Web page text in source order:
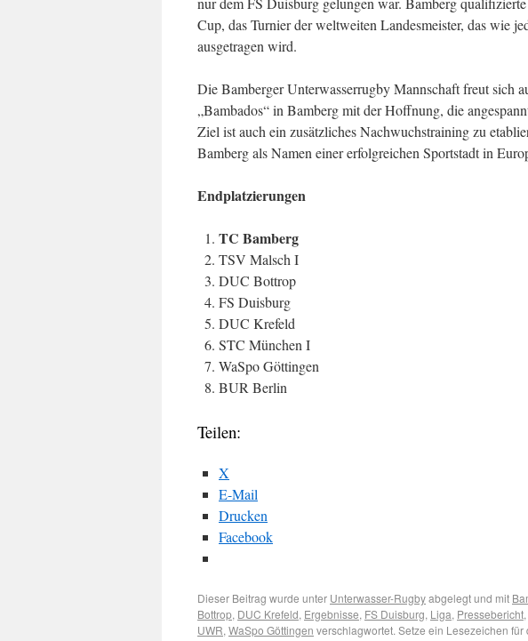
Cup, das Turnier der weltweiten Landesmeister, das wie
ausgetragen wird.
Die Bamberger Unterwasserrugby Mannschaft freut sich
„Bambados“ in Bamberg mit der Hoffnung, die
Ziel ist auch ein zusätzliches Nachwuchstraining zu
Bamberg als Namen einer erfolgreichen Sportstadt in
Endplatzierungen
TC Bamberg
TSV Malsch I
DUC Bottrop
FS Duisburg
DUC Krefeld
STC München I
WaSpo Göttingen
BUR Berlin
Teilen:
X
E-Mail
Drucken
Facebook
Dieser Beitrag wurde unter Unterwasser-Rugbyabgelegt und mit
Bottrop, DUC Krefeld, Ergebnisse, FS Duisburg, Liga, Pressebericht,
UWR, WaSpo Göttingen verschlagwortet. Setze ein Lesezeichen für